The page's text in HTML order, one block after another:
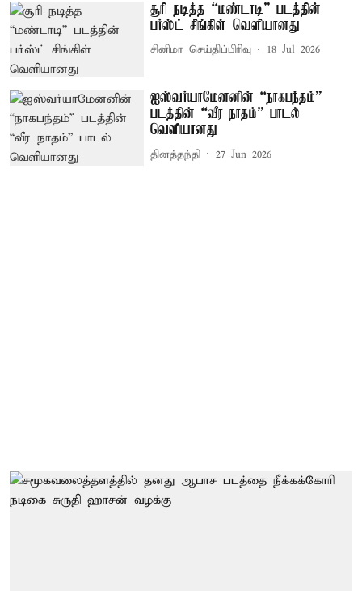
சூரி நடித்த “மண்டாடி” படத்தின்
பர்ஸ்ட் சிங்கிள் வெளியானது
சினிமா செய்திப்பிரிவு 18 Jul 2026
ஐஸ்வர்யாமேனனின் “நாகபந்தம்”
படத்தின் “வீர நாதம்” பாடல்
வெளியானது
தினத்தந்தி 27 Jun 2026